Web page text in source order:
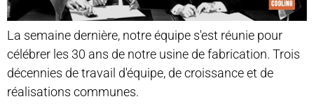
La semaine dernière, notre équipe s'est réunie pour
célébrer les 30 ans de notre usine de fabrication. Trois
décennies de travail d'équipe, de croissance et de
réalisations communes.